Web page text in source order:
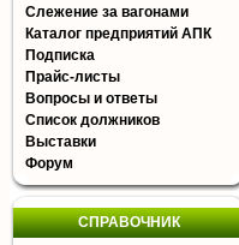
Слежение за вагонами
Каталог предприятий АПК
Подписка
Прайс-листы
Вопросы и ответы
Список должников
Выставки
Форум
СПРАВОЧНИК